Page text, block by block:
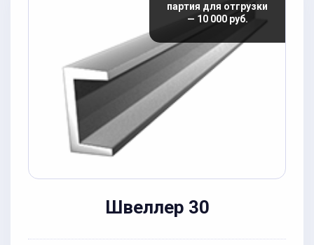
партия для отгрузки
— 10 000 руб.
Швеллер 30